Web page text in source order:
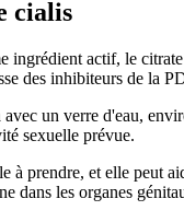
cialis
ingrédient actif, le
des inhibiteurs de la
un verre d'eau,
sexuelle prévue.
à prendre, et elle peut
dans les organes